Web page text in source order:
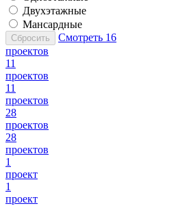
Двухэтажные
Мансардные
Сбросить Смотреть 16
проектов
11
проектов
11
проектов
28
проектов
28
проектов
1
проект
1
проект